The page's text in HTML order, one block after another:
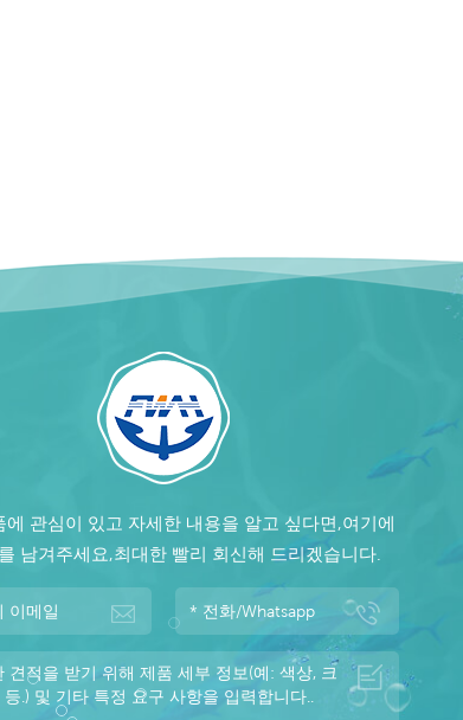
에 관심이 있고 자세한 내용을 알고 싶다면,여기에
남겨주세요,최대한 빨리 회신해 드리겠습니다.